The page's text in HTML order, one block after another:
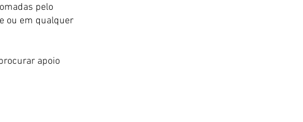
pelo
ou em qualquer
apoio